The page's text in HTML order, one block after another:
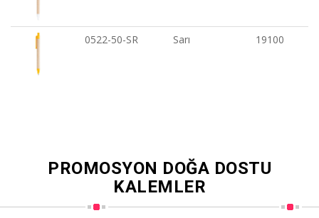
0522-50-SR Sarı 19100
PROMOSYON DOĞA DOSTU
KALEMLER